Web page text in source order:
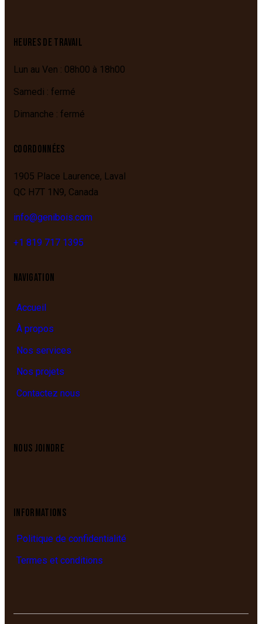
HEURES DE TRAVAIL
Lun au Ven : 08h00 à 18h00
Samedi : fermé
Dimanche : fermé
COORDONNÉES
1905 Place Laurence, Laval
QC H7T 1N9, Canada
info@genibois.com
+1 819 717 1395
NAVIGATION
Accueil
À propos
Nos services
Nos projets
Contactez nous
NOUS JOINDRE
INFORMATIONS
Politique de confidentialité
Termes et conditions